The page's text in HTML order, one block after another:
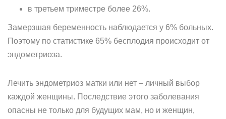
в третьем триместре более 26%.
Замерзшая беременность наблюдается у 6% больных.
Поэтому по статистике 65% бесплодия происходит от
эндометриоза.
Лечить эндометриоз матки или нет – личный выбор
каждой женщины. Последствие этого заболевания
опасны не только для будущих мам, но и женщин,